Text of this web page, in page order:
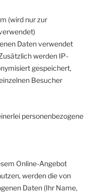
(wird nur zur
Daten verwendet
werden IP-
gespeichert,
Besucher
personenbezogene
Online-Angebot
werden die von
Daten (Ihr Name,